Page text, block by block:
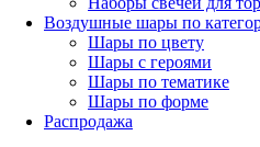
Воздушные шары по
Шары по цвету
Шары с героями
Шары по тематике
Шары по форме
Распродажа